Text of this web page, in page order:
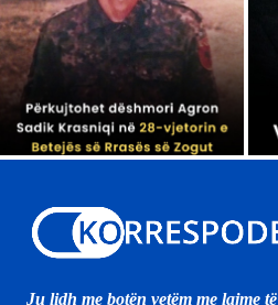
Ju lidh me botën vetëm me lajme të